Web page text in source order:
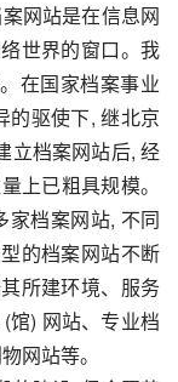
网站是在信息网
世界的窗口。我
在国家档案事业
的驱使下, 继北京
立档案网站后, 经
上已粗具规模。
档案网站, 不同
的档案网站不断
所建环境、服务
馆) 网站、专业档
网站等。